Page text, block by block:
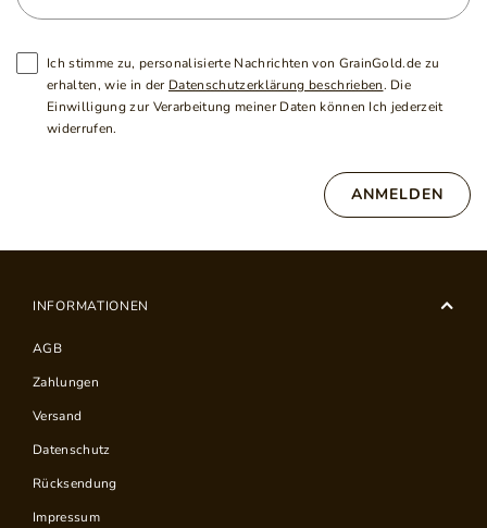
Ich stimme zu, personalisierte Nachrichten von GrainGold.de zu
erhalten, wie in der Datenschutzerklärung beschrieben. Die
Einwilligung zur Verarbeitung meiner Daten können Ich jederzeit
widerrufen.
ANMELDEN
INFORMATIONEN
AGB
Zahlungen
Versand
Datenschutz
Rücksendung
Impressum